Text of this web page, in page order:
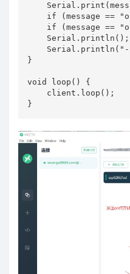
if (message ==
if (message ==
    Serial.println();
}
void loop() {
    client.loop();
}